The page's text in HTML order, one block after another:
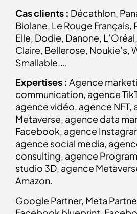
Cas clients : Décathlon,
Biolane, Le Rouge Français,
Elle, Dodie, Danone,
Claire, Bellerose, Noukie’s,
Smallable,…
Expertises : Agence
communication, agence
agence vidéo, agence NFT,
Metaverse, agence data
Facebook, agence
agence social media,
consulting, agence
studio 3D, agence
Amazon.
Google Partner, Meta